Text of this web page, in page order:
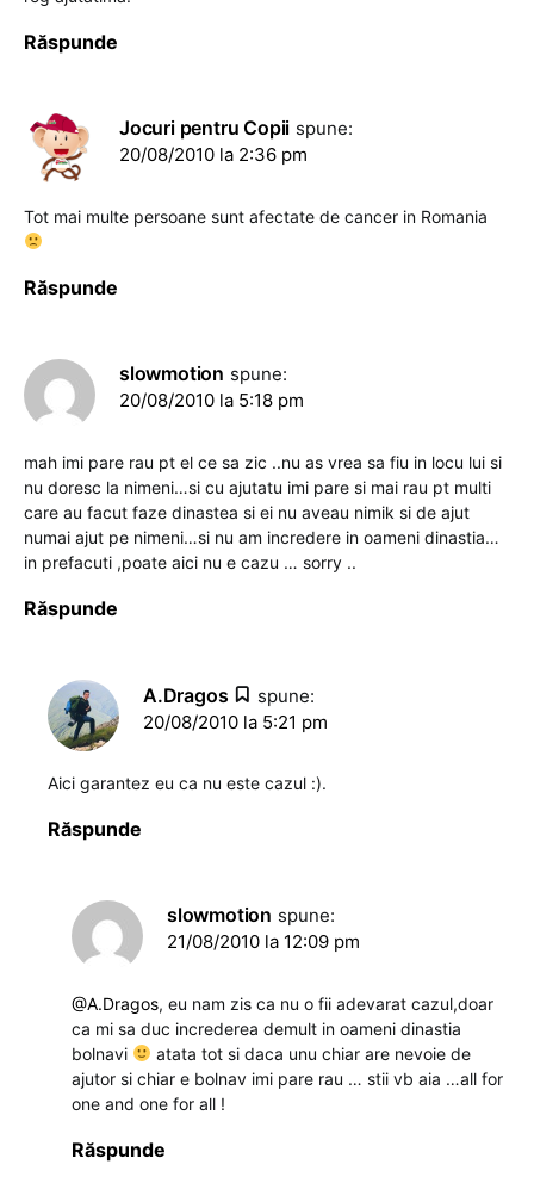
Răspunde
Jocuri pentru Copii spune:
20/08/2010 la 2:36 pm
Tot mai multe persoane sunt afectate de cancer in Romania
Răspunde
slowmotion spune:
20/08/2010 la 5:18 pm
mah imi pare rau pt el ce sa zic ..nu as vrea sa fiu in locu lui si
nu doresc la nimeni…si cu ajutatu imi pare si mai rau pt multi
care au facut faze dinastea si ei nu aveau nimik si de ajut
numai ajut pe nimeni…si nu am incredere in oameni dinastia…
in prefacuti ,poate aici nu e cazu … sorry ..
Răspunde
A.Dragos
spune:
20/08/2010 la 5:21 pm
Aici garantez eu ca nu este cazul :).
Răspunde
slowmotion spune:
21/08/2010 la 12:09 pm
@A.Dragos, eu nam zis ca nu o fii adevarat cazul,doar
ca mi sa duc increderea demult in oameni dinastia
bolnavi
atata tot si daca unu chiar are nevoie de
ajutor si chiar e bolnav imi pare rau … stii vb aia …all for
one and one for all !
Răspunde